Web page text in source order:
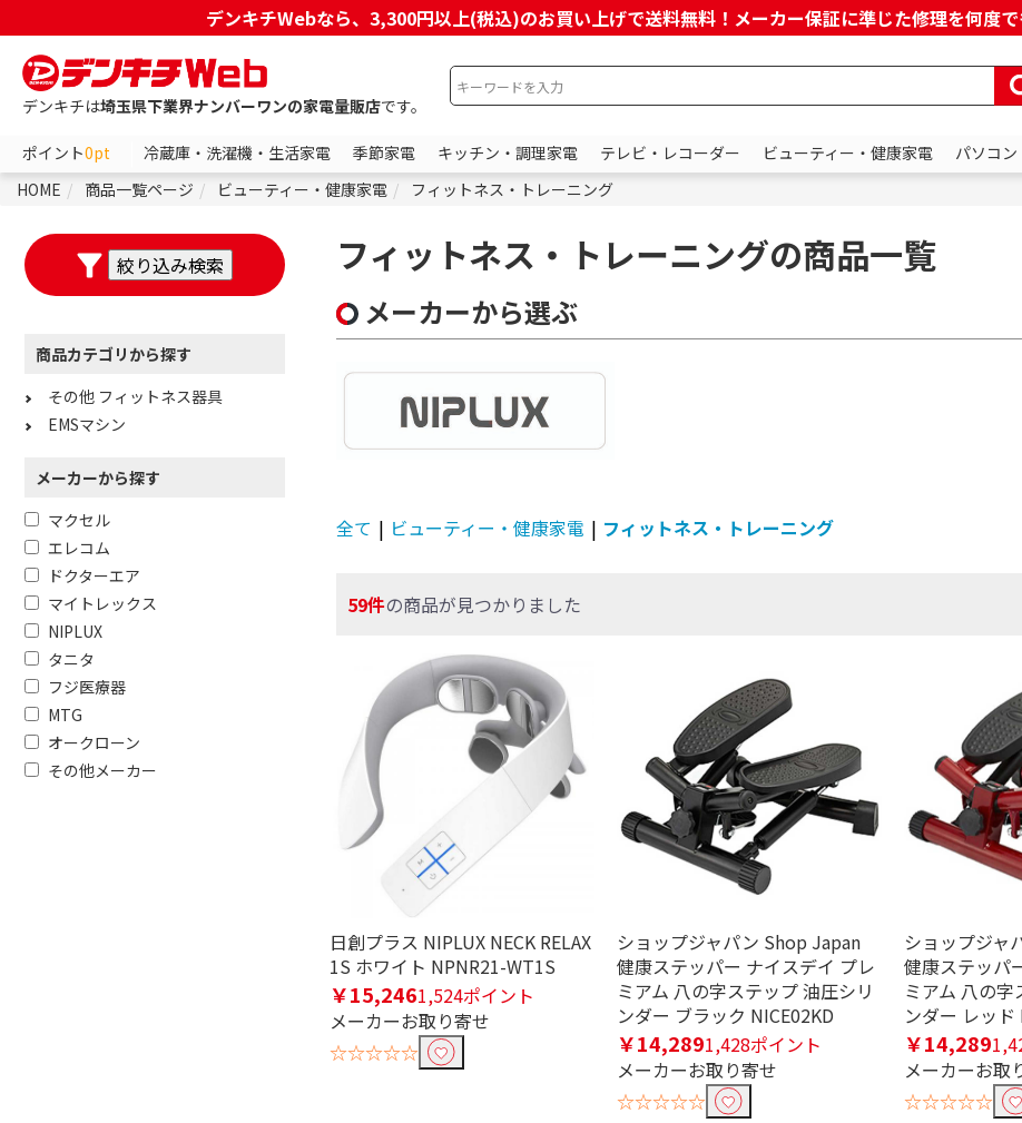
デンキチWebなら、3,300円以上(税込)のお買い上げで送料無料！メーカー保証に準じた修理を何度で
デンキチは埼玉県下業界ナンバーワンの家電量販店です。
ポイント0pt 冷蔵庫・洗濯機・生活家電 季節家電 キッチン・調理家電 テレビ・レコーダー ビューティー・健康家電 パソコ
HOME
商品一覧ページ ビューティー・健康家電 フィットネス・トレーニング
フィットネス・トレーニングの商品一覧
メーカーから選ぶ
全て | ビューティー・健康家電 | フィットネス・トレーニング
59件の商品が見つかりました
日創プラス NIPLUX NECK RELAX
1S ホワイト NPNR21-WT1S
￥15,2461,524ポイント
メーカーお取り寄せ
☆☆☆☆☆
ショップジャパン Shop Japan
健康ステッパー ナイスデイ プレ
ミアム 八の字ステップ 油圧シリ
ンダー ブラック NICE02KD
￥14,2891,428ポイント
メーカーお取り寄せ
☆☆☆☆☆
ショップジャ
健康ステッパ
ミアム 八の字
ンダー レッド
￥14,289
メーカーお取
☆☆☆☆☆
商品カテゴリから探す
その他 フィットネス器具
EMSマシン
メーカーから探す
マクセル
エレコム
ドクターエア
マイトレックス
NIPLUX
タニタ
フジ医療器
MTG
オークローン
その他メーカー
条件で絞り込む